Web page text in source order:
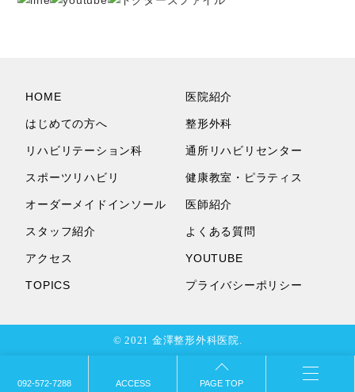
092-572-7288 ACCESS PAGE TOP
HOME 医院紹介
はじめての方へ 整形外科
リハビリテーション科 通所リハビリセンター
スポーツリハビリ 健康教室・ピラティス
オーダーメイドインソール 医師紹介
スタッフ紹介 よくある質問
アクセス YOUTUBE
TOPICS プライバシーポリシー
© 2021 金澤整形外科医院.